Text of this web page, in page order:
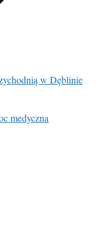
w Dęblinie
medyczna